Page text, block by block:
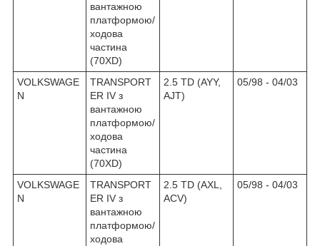
вантажною
платформою/
ходова
частина
(70XD)
VOLKSWAGE
N
TRANSPORT
ER IV з
вантажною
платформою/
ходова
частина
(70XD)
2.5 TD (AYY,
AJT)
05/98 - 04/03
VOLKSWAGE
N
TRANSPORT
ER IV з
вантажною
платформою/
ходова
2.5 TD (AXL,
ACV)
05/98 - 04/03